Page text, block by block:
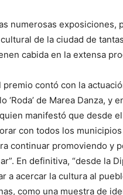
numerosas
de la ciudad de
cabida en la extensa
premio contó con la
‘Roda’ de Marea Danza,
manifestó que desde
con todos los
continuar promoviendo y
En definitiva, “desde la
a acercar la cultura al
como una muestra de